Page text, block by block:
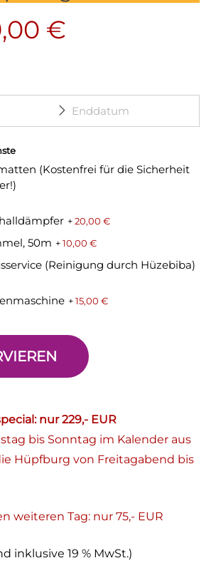
€
(Kostenfrei für die Sicherheit
+ 20,00 €
50m + 10,00 €
(Reinigung durch Hüzebiba)
+ 15,00 €
nur 229,- EUR
bis Sonntag im Kalender aus
Hüpfburg von Freitagabend bis
weiteren Tag: nur 75,- EUR
inklusive 19 % MwSt.)